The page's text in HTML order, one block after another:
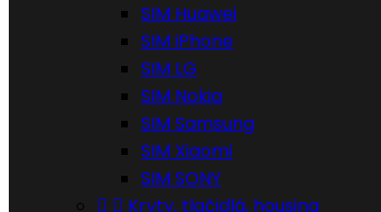
SIM Huawei
SIM iPhone
SIM LG
SIM Nokia
SIM Samsung
SIM Xiaomi
SIM SONY
  Kryty, tlačidlá, housing